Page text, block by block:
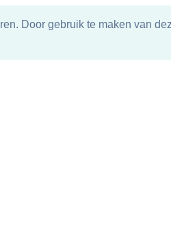
Door gebruik te maken van